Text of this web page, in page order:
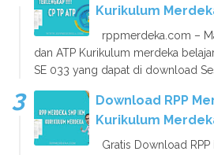
Kurikulum
rppmerdeka.com –
dan ATP Kurikulum merdeka
SE 033 yang dapat di download
Download RPP
Kurikulum
Gratis Download RPP